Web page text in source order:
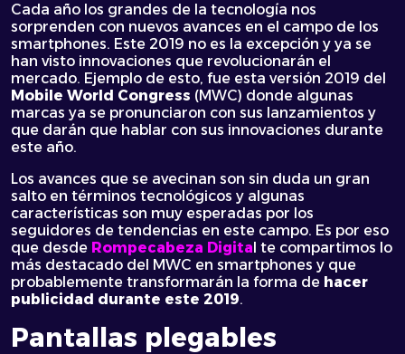
Cada año los grandes de la tecnología nos
sorprenden con nuevos avances en el campo de los
smartphones. Este 2019 no es la excepción y ya se
han visto innovaciones que revolucionarán el
mercado. Ejemplo de esto, fue esta versión 2019 del
Mobile World Congress (MWC) donde algunas
marcas ya se pronunciaron con sus lanzamientos y
que darán que hablar con sus innovaciones durante
este año.
Los avances que se avecinan son sin duda un gran
salto en términos tecnológicos y algunas
características son muy esperadas por los
seguidores de tendencias en este campo. Es por eso
que desde Rompecabeza Digital te compartimos lo
más destacado del MWC en smartphones y que
probablemente transformarán la forma de hacer
publicidad durante este 2019.
Pantallas plegables